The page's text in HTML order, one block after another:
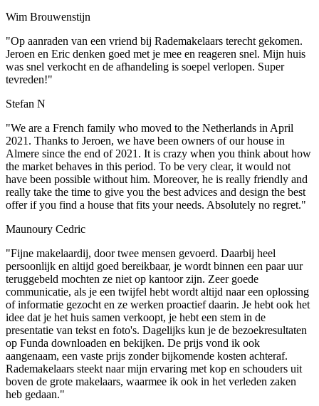
Wim Brouwenstijn
"Op aanraden van een vriend bij Rademakelaars terecht gekomen.
Jeroen en Eric denken goed met je mee en reageren snel. Mijn huis
was snel verkocht en de afhandeling is soepel verlopen. Super
tevreden!"
Stefan N
"We are a French family who moved to the Netherlands in April
2021. Thanks to Jeroen, we have been owners of our house in
Almere since the end of 2021. It is crazy when you think about how
the market behaves in this period. To be very clear, it would not
have been possible without him. Moreover, he is really friendly and
really take the time to give you the best advices and design the best
offer if you find a house that fits your needs. Absolutely no regret."
Maunoury Cedric
"Fijne makelaardij, door twee mensen gevoerd. Daarbij heel
persoonlijk en altijd goed bereikbaar, je wordt binnen een paar uur
teruggebeld mochten ze niet op kantoor zijn. Zeer goede
communicatie, als je een twijfel hebt wordt altijd naar een oplossing
of informatie gezocht en ze werken proactief daarin. Je hebt ook het
idee dat je het huis samen verkoopt, je hebt een stem in de
presentatie van tekst en foto's. Dagelijks kun je de bezoekresultaten
op Funda downloaden en bekijken. De prijs vond ik ook
aangenaam, een vaste prijs zonder bijkomende kosten achteraf.
Rademakelaars steekt naar mijn ervaring met kop en schouders uit
boven de grote makelaars, waarmee ik ook in het verleden zaken
heb gedaan."